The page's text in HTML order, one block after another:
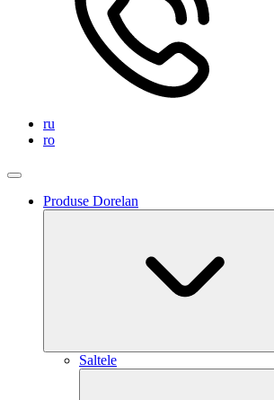
ru
ro
Produse Dorelan
Saltele